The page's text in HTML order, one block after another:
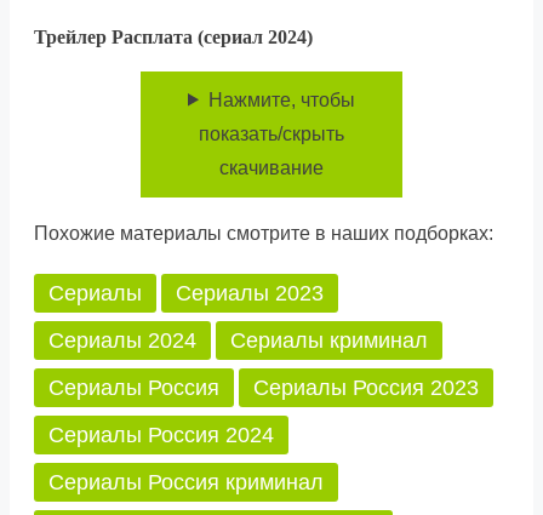
Трейлер Расплата (сериал 2024)
Нажмите, чтобы
показать/скрыть
скачивание
Похожие материалы смотрите в наших подборках:
Сериалы
Сериалы 2023
Сериалы 2024
Сериалы криминал
Сериалы Россия
Сериалы Россия 2023
Сериалы Россия 2024
Сериалы Россия криминал